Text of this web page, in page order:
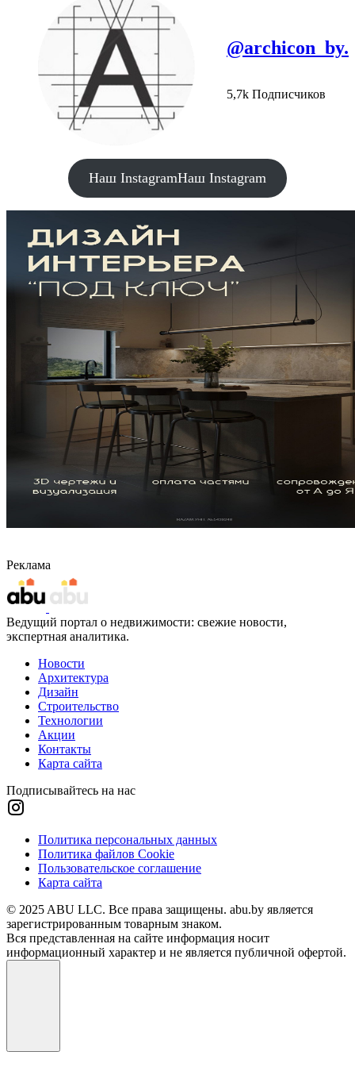
@archicon_by.
5,7k Подписчиков
Наш InstagramНаш Instagram
Реклама
Ведущий портал о недвижимости: свежие новости,
экспертная аналитика.
Новости
Архитектура
Дизайн
Строительство
Технологии
Акции
Контакты
Карта сайта
Подписывайтесь на нас
Политика персональных данных
Политика файлов Cookie
Пользовательское соглашение
Карта сайта
© 2025 ABU LLC. Все права защищены. abu.by является
зарегистрированным товарным знаком.
Вся представленная на сайте информация носит
информационный характер и не является публичной офертой.